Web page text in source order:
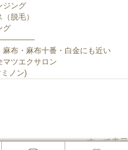
ジング
脱毛）
グ
麻布・麻布十番・白金にも近い
マツエクサロン
ミノン)
すべて表示